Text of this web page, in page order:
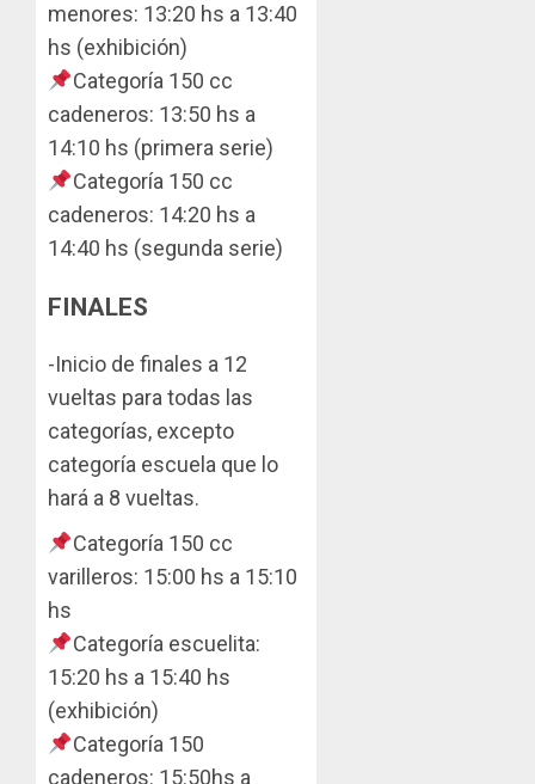
menores: 13:20 hs a 13:40
hs (exhibición)
Categoría 150 cc
cadeneros: 13:50 hs a
14:10 hs (primera serie)
Categoría 150 cc
cadeneros: 14:20 hs a
14:40 hs (segunda serie)
FINALES
-Inicio de finales a 12
vueltas para todas las
categorías, excepto
categoría escuela que lo
hará a 8 vueltas.
Categoría 150 cc
varilleros: 15:00 hs a 15:10
hs
Categoría escuelita:
15:20 hs a 15:40 hs
(exhibición)
Categoría 150
cadeneros: 15:50hs a